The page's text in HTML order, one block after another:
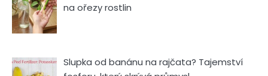
na ořezy rostlin
Slupka od banánu na rajčata? Tajemství